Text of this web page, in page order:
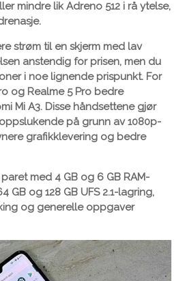
mindre lik Adreno 512 i rå ytelse,
strøm til en skjerm med lav
anstendig for prisen, men du
i noe lignende prispunkt. For
og Realme 5 Pro bedre
Mi A3. Disse håndsettene gjør
på grunn av 1080p-
grafikklevering og bedre
med 4 GB og 6 GB RAM-
GB og 128 GB UFS 2.1-lagring,
og generelle oppgaver